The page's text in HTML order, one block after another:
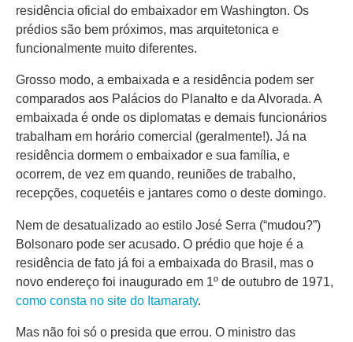
residência oficial do embaixador em Washington. Os
prédios são bem próximos, mas arquitetonica e
funcionalmente muito diferentes.
Grosso modo, a embaixada e a residência podem ser
comparados aos Palácios do Planalto e da Alvorada. A
embaixada é onde os diplomatas e demais funcionários
trabalham em horário comercial (geralmente!). Já na
residência dormem o embaixador e sua família, e
ocorrem, de vez em quando, reuniões de trabalho,
recepções, coquetéis e jantares como o deste domingo.
Nem de desatualizado ao estilo José Serra (“mudou?”)
Bolsonaro pode ser acusado. O prédio que hoje é a
residência de fato já foi a embaixada do Brasil, mas o
novo endereço foi inaugurado em 1º de outubro de 1971,
como consta no site do Itamaraty.
Mas não foi só o presida que errou. O ministro das